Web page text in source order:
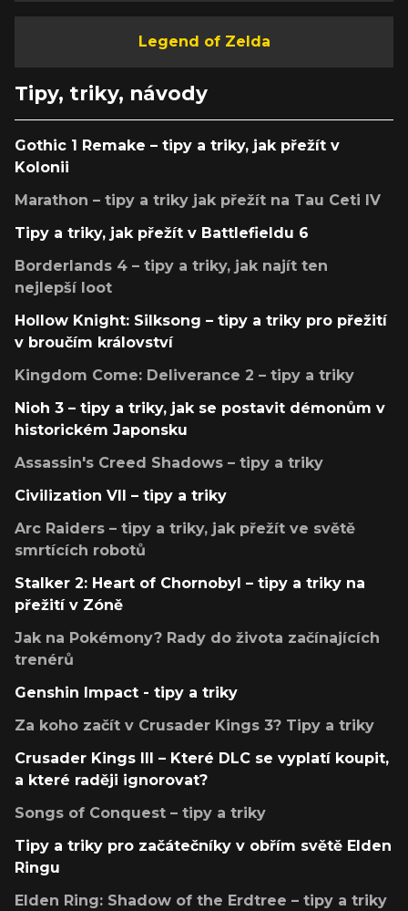
Legend of Zelda
Tipy, triky, návody
Gothic 1 Remake – tipy a triky, jak přežít v
Kolonii
Marathon – tipy a triky jak přežít na Tau Ceti IV
Tipy a triky, jak přežít v Battlefieldu 6
Borderlands 4 – tipy a triky, jak najít ten
nejlepší loot
Hollow Knight: Silksong – tipy a triky pro přežití
v broučím království
Kingdom Come: Deliverance 2 – tipy a triky
Nioh 3 – tipy a triky, jak se postavit démonům v
historickém Japonsku
Assassin's Creed Shadows – tipy a triky
Civilization VII – tipy a triky
Arc Raiders – tipy a triky, jak přežít ve světě
smrtících robotů
Stalker 2: Heart of Chornobyl – tipy a triky na
přežití v Zóně
Jak na Pokémony? Rady do života začínajících
trenérů
Genshin Impact - tipy a triky
Za koho začít v Crusader Kings 3? Tipy a triky
Crusader Kings III – Které DLC se vyplatí koupit,
a které raději ignorovat?
Songs of Conquest – tipy a triky
Tipy a triky pro začátečníky v obřím světě Elden
Ringu
Elden Ring: Shadow of the Erdtree – tipy a triky